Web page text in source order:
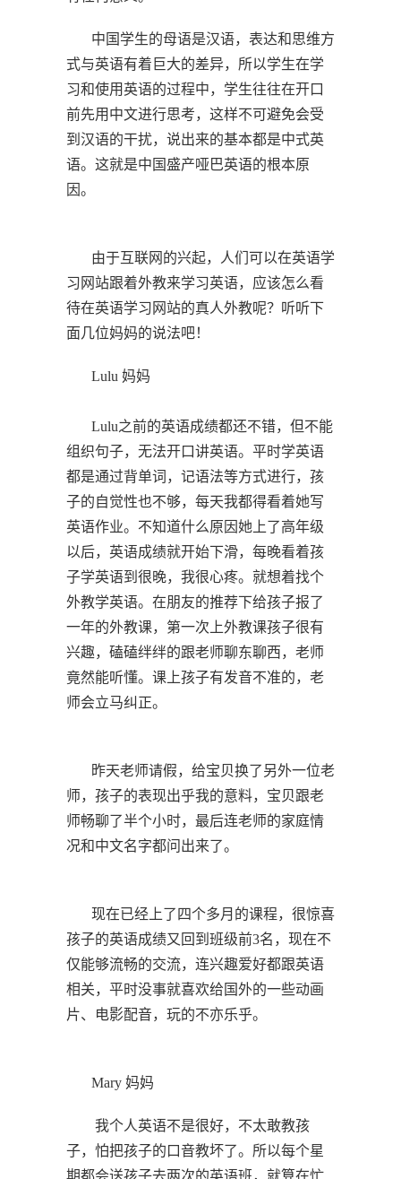
中国学生的母语是汉语，表达和思维方
式与英语有着巨大的差异，所以学生在学
习和使用英语的过程中，学生往往在开口
前先用中文进行思考，这样不可避免会受
到汉语的干扰，说出来的基本都是中式英
语。这就是中国盛产哑巴英语的根本原
因。
由于互联网的兴起，人们可以在英语学
习网站跟着外教来学习英语，应该怎么看
待在英语学习网站的真人外教呢？听听下
面几位妈妈的说法吧！
Lulu 妈妈
Lulu之前的英语成绩都还不错，但不能
组织句子，无法开口讲英语。平时学英语
都是通过背单词，记语法等方式进行，孩
子的自觉性也不够，每天我都得看着她写
英语作业。不知道什么原因她上了高年级
以后，英语成绩就开始下滑，每晚看着孩
子学英语到很晚，我很心疼。就想着找个
外教学英语。在朋友的推荐下给孩子报了
一年的外教课，第一次上外教课孩子很有
兴趣，磕磕绊绊的跟老师聊东聊西，老师
竟然能听懂。课上孩子有发音不准的，老
师会立马纠正。
昨天老师请假，给宝贝换了另外一位老
师，孩子的表现出乎我的意料，宝贝跟老
师畅聊了半个小时，最后连老师的家庭情
况和中文名字都问出来了。
现在已经上了四个多月的课程，很惊喜
孩子的英语成绩又回到班级前3名，现在不
仅能够流畅的交流，连兴趣爱好都跟英语
相关，平时没事就喜欢给国外的一些动画
片、电影配音，玩的不亦乐乎。
Mary 妈妈
我个人英语不是很好，不太敢教孩
子，怕把孩子的口音教坏了。所以每个星
期都会送孩子去两次的英语班，就算在忙